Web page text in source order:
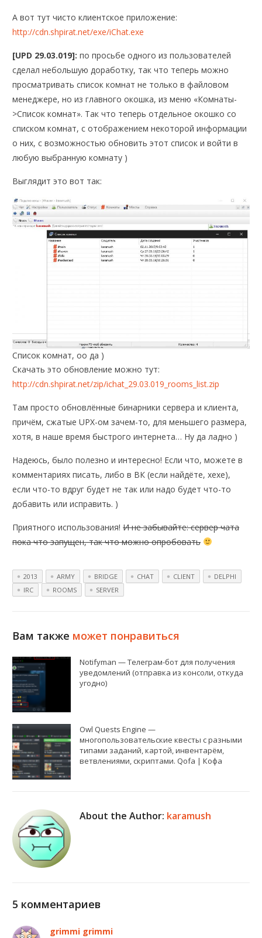
А вот тут чисто клиентское приложение:
http://cdn.shpirat.net/exe/iChat.exe
[UPD 29.03.019]: по просьбе одного из пользователей
сделал небольшую доработку, так что теперь можно
просматривать список комнат не только в файловом
менеджере, но из главного окошка, из меню «Комнаты-
>Список комнат». Так что теперь отдельное окошко со
списком комнат, с отображением некоторой информации
о них, с возможностью обновить этот список и войти в
любую выбранную комнату )
Выглядит это вот так:
Список комнат, оо да )
Скачать это обновление можно тут:
http://cdn.shpirat.net/zip/ichat_29.03.019_rooms_list.zip
Там просто обновлённые бинарники сервера и клиента,
причём, сжатые UPX-ом зачем-то, для меньшего размера,
хотя, в наше время быстрого интернета… Ну да ладно )
Надеюсь, было полезно и интересно! Если что, можете в
комментариях писать, либо в ВК (если найдёте, хехе),
если что-то вдруг будет не так или надо будет что-то
добавить или исправить. )
Приятного использования!И не забывайте: сервер чата
пока что запущен, так что можно опробовать
2013 ARMY BRIDGE CHAT CLIENT
DELPHI
IRC
ROOMS SERVER
Вам также может понравиться
Notifyman — Телеграм-бот для получения
уведомлений (отправка из консоли, откуда
угодно)
Owl Quests Engine —
многопользовательские квесты с разными
типами заданий, картой, инвентарём,
ветвлениями, скриптами. Qofa | Кофа
About the Author: karamush
5 комментариев
grimmi grimmi